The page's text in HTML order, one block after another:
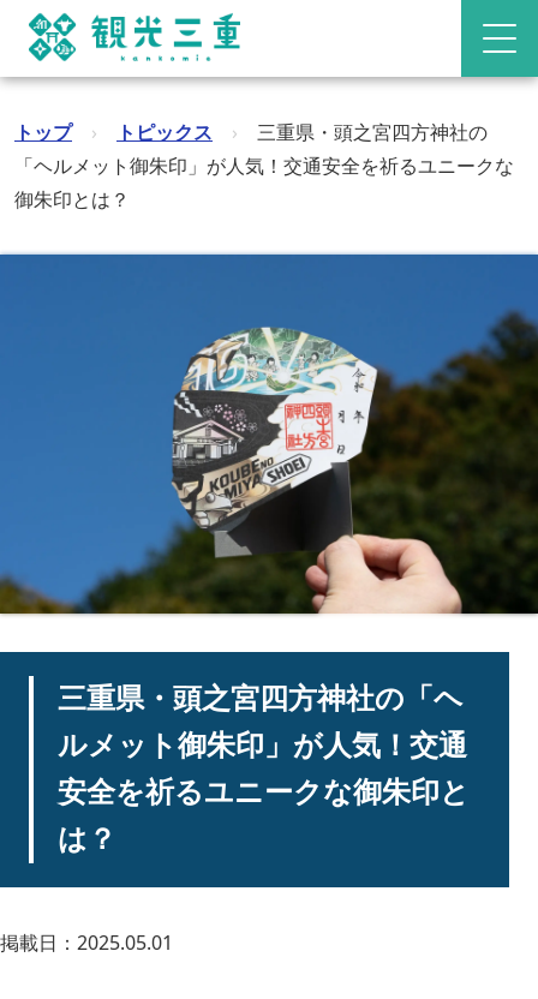
トップ › トピックス ›
三重県・頭之宮四方神社の
「ヘルメット御朱印」が人気！交通安全を祈るユニークな
御朱印とは？
三重県・頭之宮四方神社の「ヘ
ルメット御朱印」が人気！交通
安全を祈るユニークな御朱印と
は？
掲載日：2025.05.01